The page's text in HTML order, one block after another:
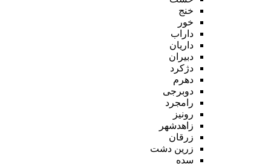
خنج
خور
داراب
داریان
دبیران
دژکرد
دهرم
دوبرجی
رامجرد
رونیز
زاهدشهر
زرقان
زرین دشت
سده